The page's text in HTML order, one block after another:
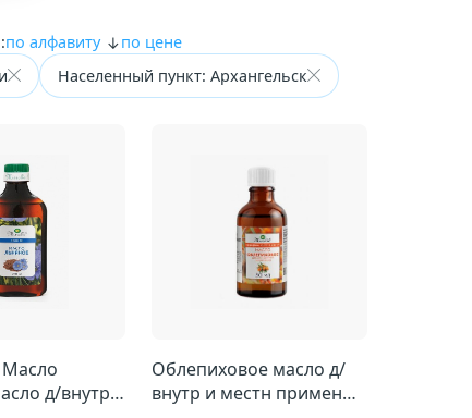
по алфавиту
по цене
Населенный пункт: Архангельск
д/внутр
Облепиховое масло д/
внутр и местн примен